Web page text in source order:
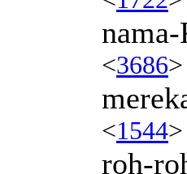
<3686>
<1544>
roh-